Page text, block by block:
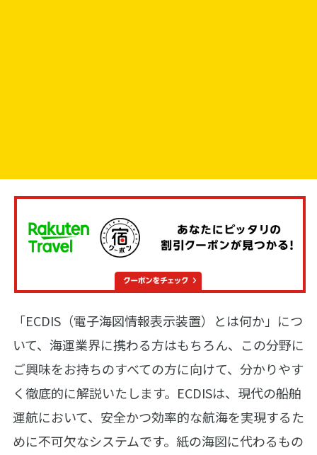
「ECDIS（電子海図情報表示装置）とは何か」につ
いて、海運業界に携わる方はもちろん、この分野に
ご興味をお持ちのすべての方に向けて、分かりやす
く徹底的に解説いたします。ECDISは、現代の船舶
運航において、安全かつ効率的な航海を実現するた
めに不可欠なシステムです。紙の海図に代わるもの